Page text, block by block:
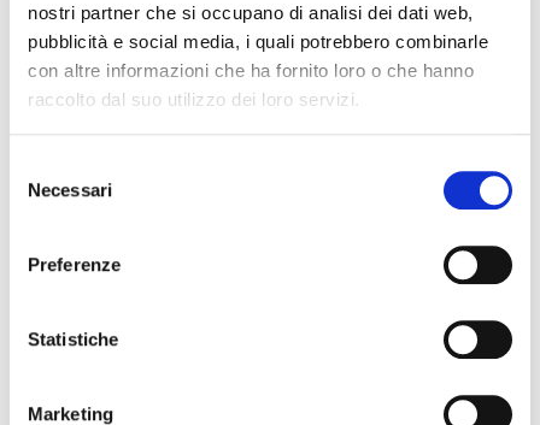
nostri partner che si occupano di analisi dei dati web,
pubblicità e social media, i quali potrebbero combinarle
con altre informazioni che ha fornito loro o che hanno
raccolto dal suo utilizzo dei loro servizi.
delNecessari
Preferenze
Statistiche
Marketing
Eletta Violante Gardini Cinelli Colombini a
Presidente nazionale del Movimento